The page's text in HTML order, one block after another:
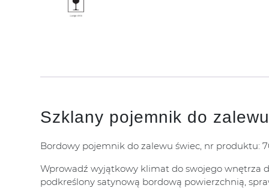
Szklany pojemnik do
Bordowy pojemnik do zalewu świec, nr produktu:
Wprowadź wyjątkowy klimat do swojego wnętrza
podkreślony satynową bordową powierzchnią,